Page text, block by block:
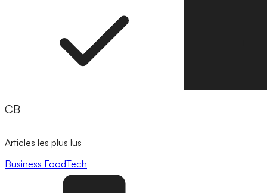
CB
Articles les plus lus
Business FoodTech